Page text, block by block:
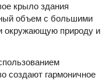
крыло здания
объем с большими
окружающую природу и
создают гармоничное